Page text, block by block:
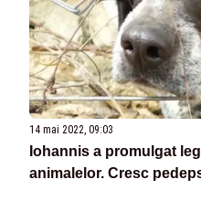
14 mai 2022, 09:03
Iohannis a promulgat
animalelor. Cresc